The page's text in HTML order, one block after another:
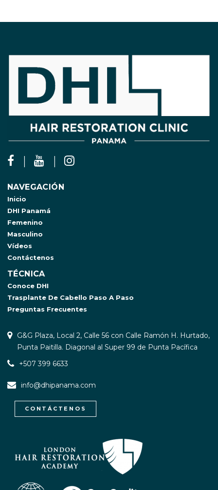
NAVEGACIÓN
Inicio
DHI Panamá
Femenino
Masculino
Vídeos
Contáctenos
TÉCNICA
Conoce DHI
Trasplante De Cabello Paso A Paso
Preguntas Frecuentes
G&G Plaza, Local 2, Calle 56 con Calle Ramón H. Hurtado,
Punta Paitilla. Diagonal al Super 99 de Punta Pacífica
+507 399 6633
info@dhipanama.com
CONTÁCTENOS